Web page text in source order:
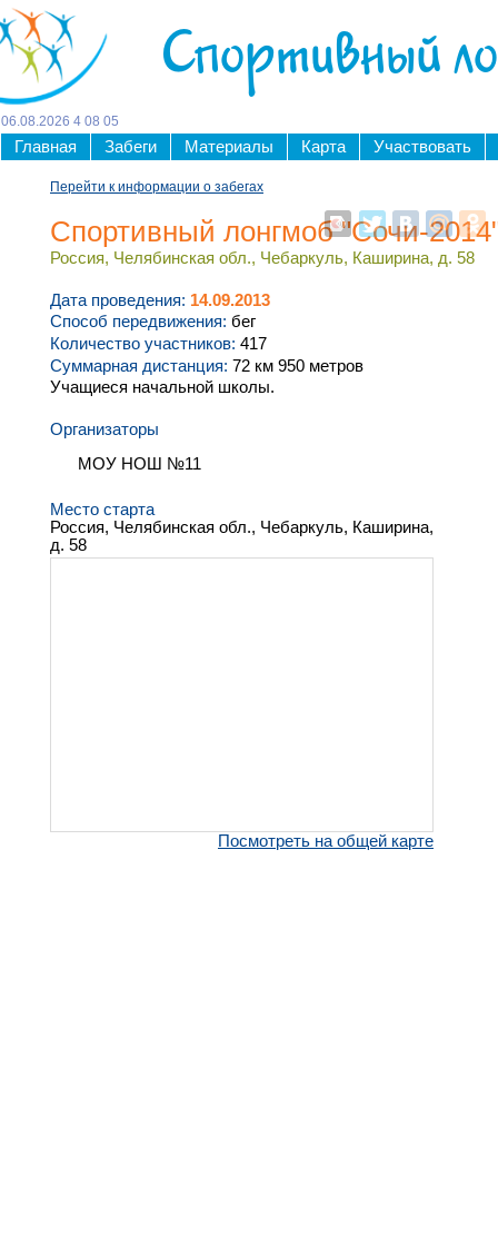
Спортивный
06 08 2026 4 08 06
Главная Забеги Материалы Карта Участвовать
Перейти к информации о забегах
Спортивный лонгмоб "Сочи-
Россия, Челябинская обл., Чебаркуль, Каширина, д. 58
Дата проведения: 14.09.2013
Способ передвижения: бег
Количество участников: 417
Суммарная дистанция: 72 км 950 метров
Учащиеся начальной школы.
Организаторы
МОУ НОШ №11
Место старта
Россия, Челябинская обл., Чебаркуль, Каширина,
д. 58
Посмотреть на общей карте